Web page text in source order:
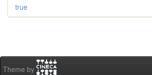
true
Theme by